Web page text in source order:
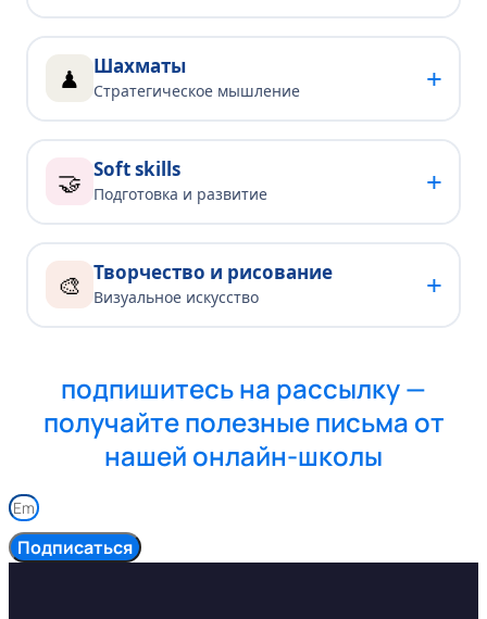
♟ Шахматы
Стратегическое мышление +
🤝 Soft skills
Подготовка и развитие +
🎨 Творчество и рисование
Визуальное искусство +
подпишитесь на рассылку —
получайте полезные письма от
нашей онлайн-школы
Подписаться